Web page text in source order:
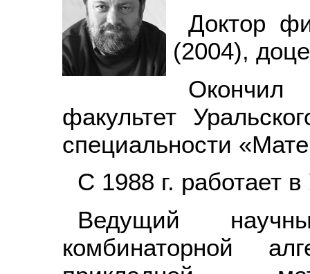
Доктор
(2004),
Окончил
факультет
специальности
С 1988 г. работает
Ведущий
комбинаторной